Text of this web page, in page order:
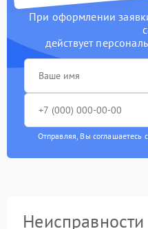
При оформлении
действует
Отправляя, Вы соглашаетесь с